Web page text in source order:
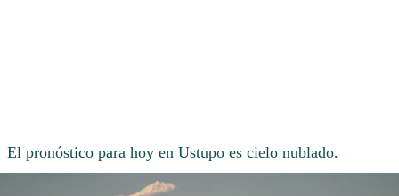
El pronóstico para hoy en Ustupo es cielo nublado.